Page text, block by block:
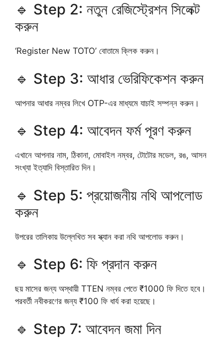
🔹 Step 2: নতুন রেজিস্ট্রেশন সিলেক্ট
করুন
‘Register New TOTO’ বোতামে ক্লিক করুন।
🔹 Step 3: আধার ভেরিফিকেশন করুন
আপনার আধার নম্বর লিখে OTP-এর মাধ্যমে যাচাই সম্পন্ন করুন।
🔹 Step 4: আবেদন ফর্ম পূরণ করুন
এখানে আপনার নাম, ঠিকানা, মোবাইল নম্বর, টোটোর মডেল, রঙ, আসন
সংখ্যা ইত্যাদি বিস্তারিত দিন।
🔹 Step 5: প্রয়োজনীয় নথি আপলোড
করুন
উপরের তালিকায় উল্লেখিত সব স্ক্যান করা নথি আপলোড করুন।
🔹 Step 6: ফি প্রদান করুন
ছয় মাসের জন্য অস্থায়ী TTEN নম্বর পেতে ₹1000 ফি দিতে হবে।
পরবর্তী নবীকরণের জন্য ₹100 ফি ধার্য করা হয়েছে।
🔹 Step 7: আবেদন জমা দিন